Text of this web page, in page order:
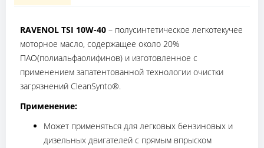
RAVENOL TSI 10W-40 – полусинтетическое легкотекучее
моторное масло, содержащее около 20%
ПАО(полиальфаолифинов) и изготовленное с
применением запатентованной технологии очистки
загрязнений CleanSynto®.
Применение:
Может применяться для легковых бензиновых и
дизельных двигателей с прямым впрыском